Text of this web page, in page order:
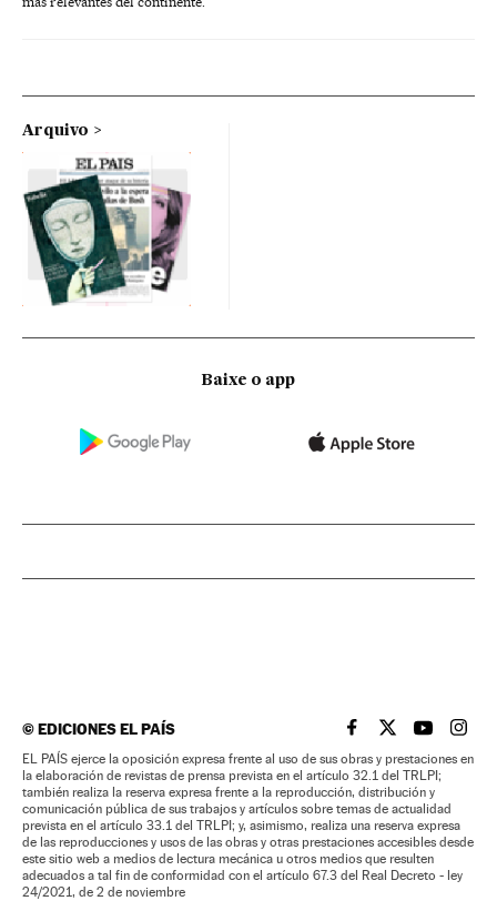
Arquivo
Baixe o app
©EDICIONES EL PAÍS EL PAÍS BRASIL EN
EL PAÍSEL PAÍS
EL
EL PAÍS ejerce la oposición expresa frente al uso de sus obras y prestaciones en
la elaboración de revistas de prensa prevista en el artículo 32.1 del TRLPI;
también realiza la reserva expresa frente a la reproducción, distribución y
comunicación pública de sus trabajos y artículos sobre temas de actualidad
prevista en el artículo 33.1 del TRLPI; y, asimismo, realiza una reserva expresa
de las reproducciones y usos de las obras y otras prestaciones accesibles desde
este sitio web a medios de lectura mecánica u otros medios que resulten
adecuados a tal fin de conformidad con el artículo 67.3 del Real Decreto - ley
24/2021, de 2 de noviembre